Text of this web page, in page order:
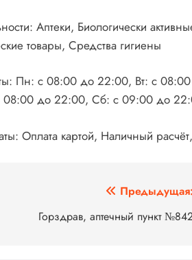
Аптеки, Биологически
товары, Средства гигиены
Пн: с 08:00 до 22:00, Вт: с
08:00 до 22:00, Сб: с 09:00 до
Оплата картой, Наличный
Предыдущая:
Горздрав, аптечный пункт